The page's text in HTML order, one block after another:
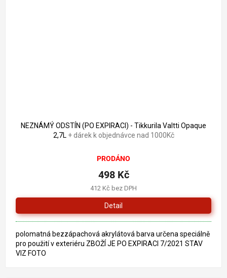
NEZNÁMÝ ODSTÍN (PO EXPIRACI) - Tikkurila Valtti Opaque
2,7L + dárek k objednávce nad 1000Kč
PRODÁNO
412 Kč bez DPH
498 Kč
Detail
polomatná bezzápachová akrylátová barva určena speciálně
pro použití v exteriéru ZBOŽÍ JE PO EXPIRACI 7/2021 STAV
VIZ FOTO